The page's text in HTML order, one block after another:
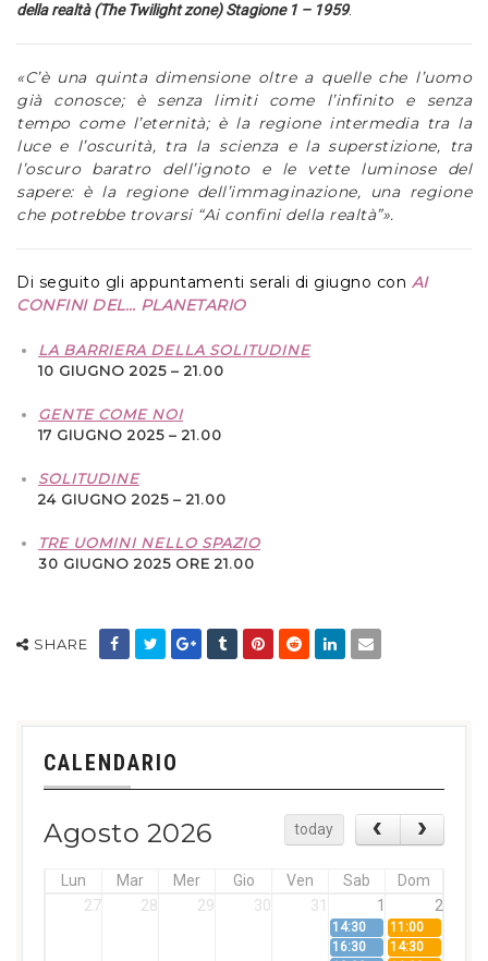
della realtà (The Twilight zone) Stagione 1 – 1959.
«C’è una quinta dimensione oltre a quelle che l’uomo
già conosce; è senza limiti come l’infinito e senza
tempo come l’eternità; è la regione intermedia tra la
luce e l’oscurità, tra la scienza e la superstizione, tra
l’oscuro baratro dell’ignoto e le vette luminose del
sapere: è la regione dell’immaginazione, una regione
che potrebbe trovarsi “Ai confini della realtà”».
Di seguito gli appuntamenti serali di giugno con AI
CONFINI DEL… PLANETARIO
LA BARRIERA DELLA SOLITUDINE
10 GIUGNO 2025 – 21.00
GENTE COME NOI
17 GIUGNO 2025 – 21.00
SOLITUDINE
24 GIUGNO 2025 – 21.00
TRE UOMINI NELLO SPAZIO
30 GIUGNO 2025 ORE 21.00
SHARE
CALENDARIO
Agosto 2026 today
Lun Mar Mer Gio Ven Sab
Dom
27
28 29 30 31 1 2
14:30
11:00
16:30
14:30